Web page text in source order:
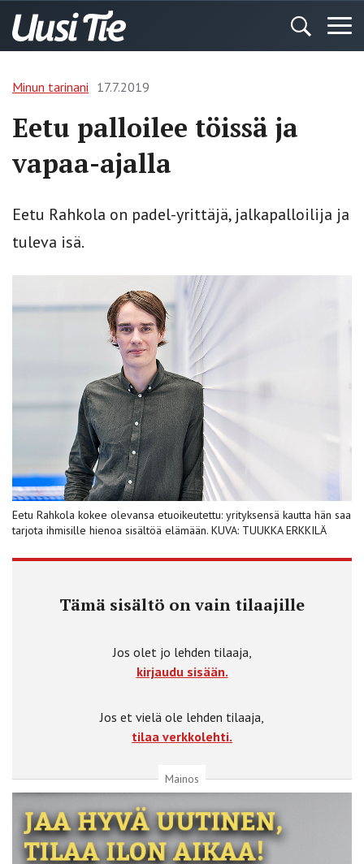
Minun tarinani 17.7.2019
Eetu palloilee töissä ja
vapaa-ajalla
Eetu Rahkola on padel-y­rittäjä, jalkapalloilija ja
tuleva isä.
Eetu Rahkola kokee olevansa etuoikeutettu: yrityksensä kautta hän saa
tarjota ihmisille hienoa sisältöä elämään. KUVA: TUUKKA ERKKILÄ
Tämä sisältö on vain tilaajille
Jos olet jo lehden tilaaja,
kirjaudu sisään.
Jos et vielä ole lehden tilaaja,
tilaa verkkolehti.
Mainos